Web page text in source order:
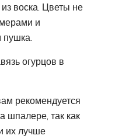
воска. Цветы не
и
огурцов в
рекомендуется
шпалере, так как
их лучше